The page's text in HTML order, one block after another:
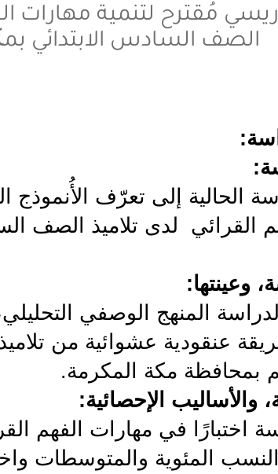
مُقترح لتنمية مهارات
الصف السادس الابتدائي
:
الحالية إلى تعرّف الأُنموذج
القرائي لدى تلاميذ الصف
وعينتها:
المنهج الوصفي
عنقودية عشوائية من
بمحافظة مکة المکرمة.
والأساليب الإحصائية:
اختبارًا في مهارات الفهم
المئوية والمتوسطات